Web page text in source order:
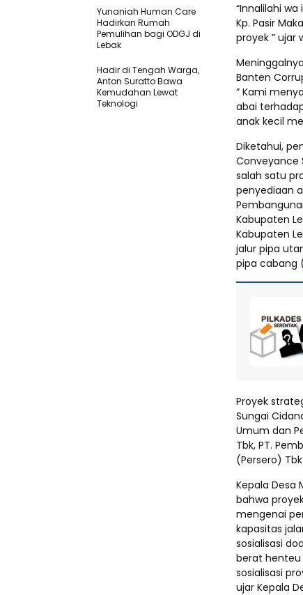
“Innalilahi
Kp. Pasir
proyek ” ujar
Banten
” Kami
abai
anak kecil
Diketahui,
Conveyance
salah satu
penyediaan
Kabupaten
Kabupaten
jalur pipa
pipa cabang
Proyek
Sungai
Umum dan
Tbk, PT.
(Persero)
Kepala Desa
bahwa
mengenai
kapasitas
sosialisasi
berat henteu
sosialisasi
ujar Kepala
Yunaniah Human Care
Hadirkan Rumah
Pemulihan bagi ODGJ di
Lebak
Hadir di Tengah Warga,
Anton Suratto Bawa
Kemudahan Lewat
Teknologi ​